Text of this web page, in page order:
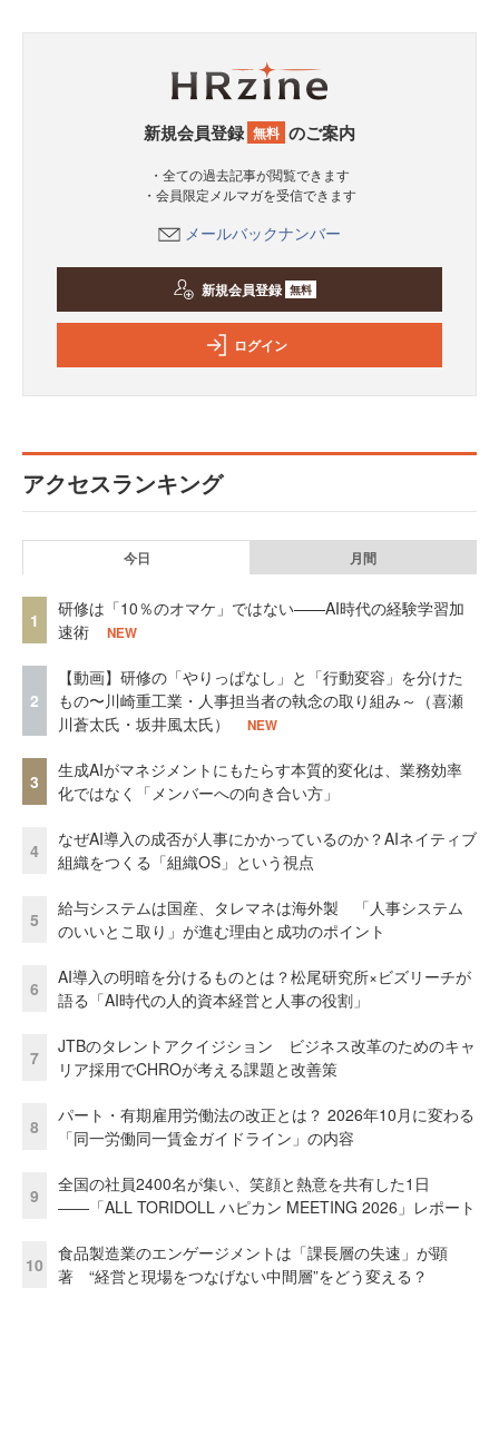
新規会員登録 無料 のご案内
・全ての過去記事が閲覧できます
・会員限定メルマガを受信できます
メールバックナンバー
新規会員登録 無料
ログイン
アクセスランキング
今日 月間
1
研修は「10％のオマケ」ではない——AI時代の経験学習加
速術
NEW
2
【動画】研修の「やりっぱなし」と「行動変容」を分けた
もの〜川崎重工業・人事担当者の執念の取り組み～（喜瀬
川蒼太氏・坂井風太氏）
NEW
3
生成AIがマネジメントにもたらす本質的変化は、業務効率
化ではなく「メンバーへの向き合い方」
4
なぜAI導入の成否が人事にかかっているのか？AIネイティブ
組織をつくる「組織OS」という視点
5
給与システムは国産、タレマネは海外製 「人事システム
のいいとこ取り」が進む理由と成功のポイント
6
AI導入の明暗を分けるものとは？松尾研究所×ビズリーチが
語る「AI時代の人的資本経営と人事の役割」
7
JTBのタレントアクイジション ビジネス改革のためのキャ
リア採用でCHROが考える課題と改善策
8
パート・有期雇用労働法の改正とは？ 2026年10月に変わる
「同一労働同一賃金ガイドライン」の内容
9
全国の社員2400名が集い、笑顔と熱意を共有した1日
――「ALL TORIDOLL ハピカン MEETING 2026」レポート
10
食品製造業のエンゲージメントは「課長層の失速」が顕
著 “経営と現場をつなげない中間層”をどう変える？